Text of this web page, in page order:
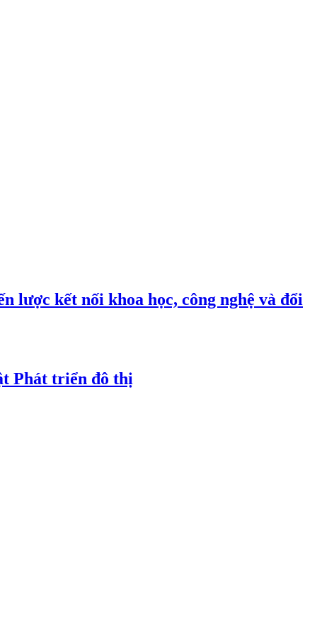
lược kết nối khoa học, công nghệ và đổi
Phát triển đô thị